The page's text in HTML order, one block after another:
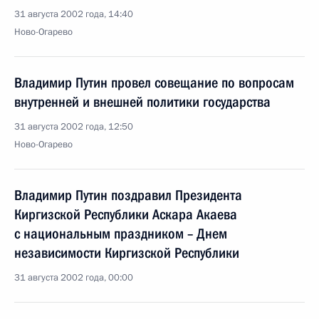
31 августа 2002 года, 14:40
Ново-Огарево
Владимир Путин провел совещание по вопросам
внутренней и внешней политики государства
31 августа 2002 года, 12:50
Ново-Огарево
Владимир Путин поздравил Президента
Киргизской Республики Аскара Акаева
с национальным праздником – Днем
независимости Киргизской Республики
31 августа 2002 года, 00:00